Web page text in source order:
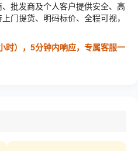
批发商及个人客户提供安全、高
门提货、明码标价、全程可视，
时），5分钟内响应，专属客服一